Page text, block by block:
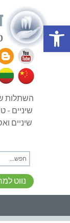
פתח
השתלות
שיניים -
נווט